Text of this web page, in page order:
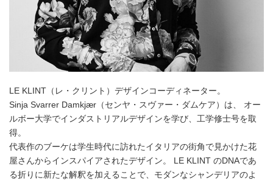
LE KLINT（レ・クリント）デザインコーディネーター。
Sinja Svarrer Damkjær（センヤ・スヴァー・ダムケア）は、 オー
ルボー大学でインダストリアルデザインを学び、工学修士号を取
得。
代表作のブーケは学生時代に訪れたイタリアの街角で見かけた花
屋さんからインスパイアされたデザイン。 LE KLINT のDNAであ
る折りに新たな解釈を加えることで、モダンなシャンデリアのよ